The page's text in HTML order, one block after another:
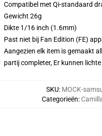
Compatibel met Qi-standaard
Gewicht 26g
Dikte 1/16 inch (1.6mm)
Past niet bij Fan Edition (FE)
Aangezien elk item is gemaakt
partij completer, Er kunnen
SKU: MOCK-
Categorieën: